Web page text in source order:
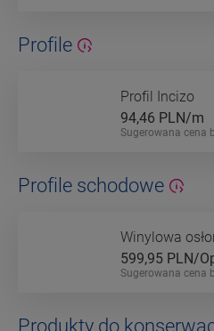
Profile
Profil Incizo
94,46 PLN/m
Sugerowana cena
Profile schodowe
Winylowa
599,95 PLN/
Sugerowana cena
Produkty do